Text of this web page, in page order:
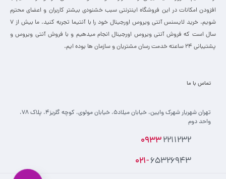
افزودن امکانات در این فروشگاه اینترنتی سبب خشنودی بیشتر کاربران و اعضای محترم
شویم. خرید لایسنس آنتی ویروس اورجینال خود را با آنتیما تجربه کنید. ما بیش از 7
سال است که فروش آنتی ویروس اورجینال انجام میدهیم و با فروش آنتی ویروس و
پشتیبانی 24 ساعته خدمت رسان مشتریان و سازمان ها بوده ایم.
تماس با ما
تهران شهریار شهرک وایین، خیابان میلاد۵، خیابان مولوی، کوچه گلریز۴، پلاک ۷۸،
واحد دوم
09332211232
021-65326943